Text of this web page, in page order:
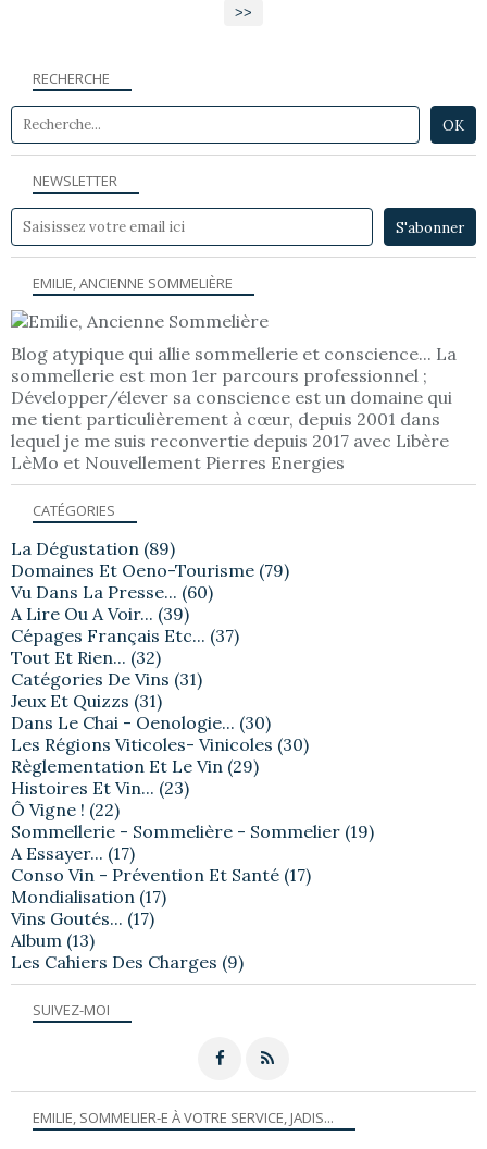
>>
NEWSLETTER
SUIVEZ-MOI
RECHERCHE
EMILIE, ANCIENNE SOMMELIÈRE
Blog atypique qui allie sommellerie et conscience... La
sommellerie est mon 1er parcours professionnel ;
Développer/élever sa conscience est un domaine qui
me tient particulièrement à cœur, depuis 2001 dans
lequel je me suis reconvertie depuis 2017 avec Libère
LèMo et Nouvellement Pierres Energies
CATÉGORIES
La Dégustation (89)
Domaines Et Oeno-Tourisme (79)
Vu Dans La Presse... (60)
A Lire Ou A Voir... (39)
Cépages Français Etc... (37)
Tout Et Rien... (32)
Catégories De Vins (31)
Jeux Et Quizzs (31)
Dans Le Chai - Oenologie... (30)
Les Régions Viticoles- Vinicoles (30)
Règlementation Et Le Vin (29)
Histoires Et Vin... (23)
Ô Vigne ! (22)
Sommellerie - Sommelière - Sommelier (19)
A Essayer... (17)
Conso Vin - Prévention Et Santé (17)
Mondialisation (17)
Vins Goutés... (17)
Album (13)
Les Cahiers Des Charges (9)
EMILIE, SOMMELIER-E À VOTRE SERVICE, JADIS...